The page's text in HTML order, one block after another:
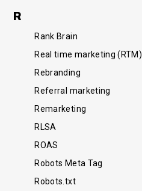
R
Rank Brain
Real time marketing (RTM)
Rebranding
Referral marketing
Remarketing
RLSA
ROAS
Robots Meta Tag
Robots.txt